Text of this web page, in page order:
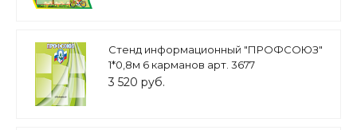
Стенд информационный "ПРОФСОЮЗ"
1*0,8м 6 карманов арт. 3677
3 520 руб.